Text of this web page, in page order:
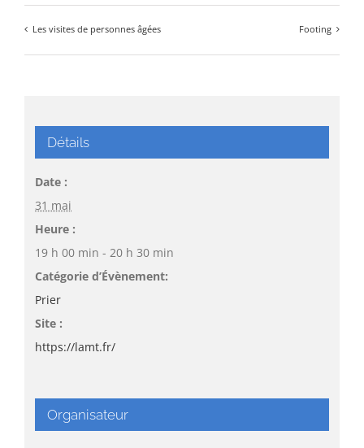
Les visites de personnes âgées Footing
Détails
Date :
31 mai
Heure :
19 h 00 min - 20 h 30 min
Catégorie d’Évènement:
Prier
Site :
https://lamt.fr/
Organisateur